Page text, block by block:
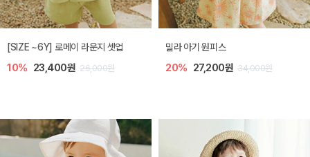
엘리오 아기 블라우스
20% 21,600원 27,000원
엘로디 니트 아기 뷔스티에
20% 21,600원 27,000원